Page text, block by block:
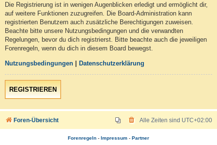
Die Registrierung ist in wenigen Augenblicken erledigt und ermöglicht dir,
auf weitere Funktionen zuzugreifen. Die Board-Administration kann
registrierten Benutzern auch zusätzliche Berechtigungen zuweisen.
Beachte bitte unsere Nutzungsbedingungen und die verwandten
Regelungen, bevor du dich registrierst. Bitte beachte auch die jeweiligen
Forenregeln, wenn du dich in diesem Board bewegst.
Nutzungsbedingungen Datenschutzerklärung
REGISTRIEREN
Foren-Übersicht Alle Zeiten sind UTC+02:00
Forenregeln - Impressum - Partner